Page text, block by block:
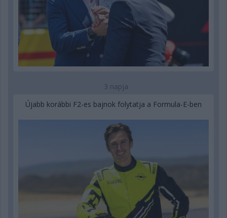
3 napja
Újabb korábbi F2-es bajnok folytatja a Formula-E-ben